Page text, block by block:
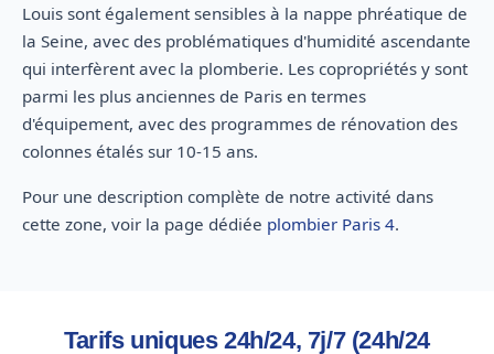
Louis sont également sensibles à la nappe phréatique de
la Seine, avec des problématiques d'humidité ascendante
qui interfèrent avec la plomberie. Les copropriétés y sont
parmi les plus anciennes de Paris en termes
d'équipement, avec des programmes de rénovation des
colonnes étalés sur 10-15 ans.
Pour une description complète de notre activité dans
cette zone, voir la page dédiée plombier Paris 4.
Tarifs uniques 24h/24, 7j/7 (24h/24